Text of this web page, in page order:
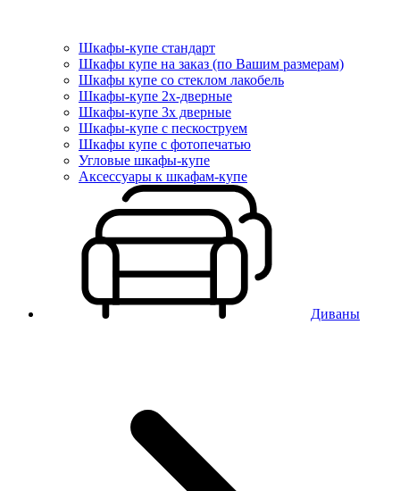
Шкафы-купе стандарт
Шкафы купе на заказ (по Вашим размерам)
Шкафы купе со стеклом лакобель
Шкафы-купе 2х-дверные
Шкафы-купе 3х дверные
Шкафы-купе с пескоструем
Шкафы купе с фотопечатью
Угловые шкафы-купе
Аксессуары к шкафам-купе
Диваны